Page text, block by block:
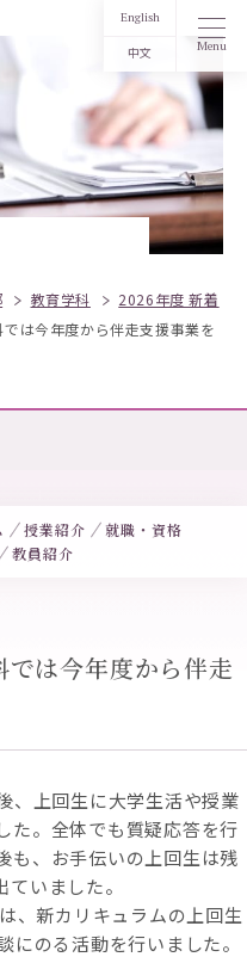
English
中文 Menu
教育学科
2026年度 新着
では今年度から伴走支援事業を
授業紹介
就職・資格
教員紹介
では今年度から伴走
、上回生に大学生活や授業
た。全体でも質疑応答を行
も、お手伝いの上回生は残
いました。
、新カリキュラムの上回生
のる活動を行いました。